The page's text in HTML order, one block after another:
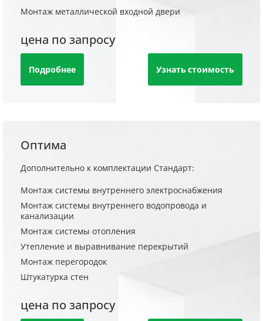
Монтаж металлической входной двери
цена по запросу
Подробнее Узнать стоимость
Оптима
Дополнительно к комплектации Стандарт:
Монтаж системы внутреннего электроснабжения
Монтаж системы внутреннего водопровода и
канализации
Монтаж системы отопления
Утепление и выравнивание перекрытий
Монтаж перегородок
Штукатурка стен
цена по запросу